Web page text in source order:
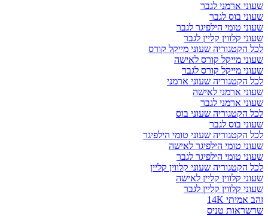
שעוני ארמני לגבר
שעוני בוס לגבר
שעוני טומי הילפיגר לגבר
שעוני קלווין קליין לגבר
לכל הקטגוריה שעוני מייקל קורס
שעוני מייקל קורס לאישה
שעוני מייקל קורס לגבר
לכל הקטגוריה שעוני ארמני
שעוני ארמני לאישה
שעוני ארמני לגבר
לכל הקטגוריה שעוני בוס
שעוני בוס לגבר
לכל הקטגוריה שעוני טומי הילפיגר
שעוני טומי הילפיגר לאישה
שעוני טומי הילפיגר לגבר
לכל הקטגוריה שעוני קלווין קליין
שעוני קלווין קליין לאישה
שעוני קלווין קליין לגבר
זהב אמיתי 14K
שרשראות טניס